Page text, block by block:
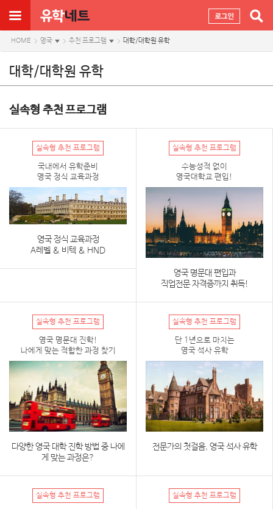
HOME 영국 추천 프로그램 대학/대학원 유학
대학/대학원 유학
실속형 추천 프로그램
실속형 추천 프로그램
국내에서 유학준비
영국 정식 교육과정
영국 정식 교육과정
A레벨 & 비텍 & HND
실속형 추천 프로그램
수능성적 없이
영국대학교 편입!
영국 명문대 편입과
직업전문 자격증까지 취득!
실속형 추천 프로그램
영국 명문대 진학!
나에게 맞는 적합한 과정 찾기
다양한 영국 대학 진학 방법 중 나에
게 맞는 과정은?
실속형 추천 프로그램
단 1년으로 마치는
영국 석사 유학
전문가의 첫걸음, 영국 석사 유학
실속형 추천 프로그램 실속형 추천 프로그램